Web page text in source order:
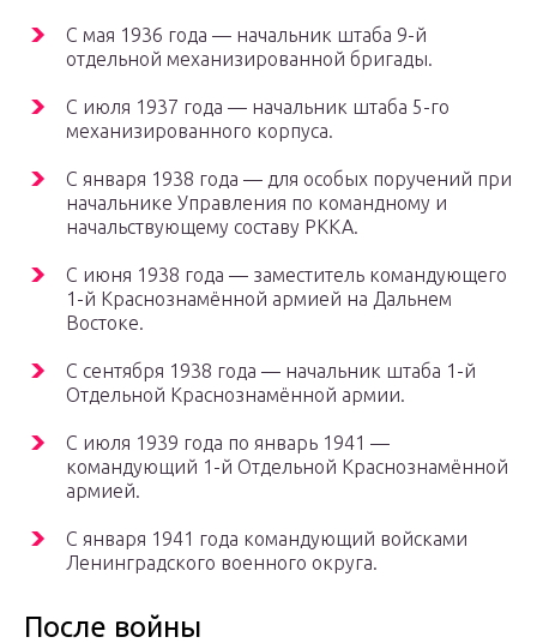
С мая 1936 года — начальник штаба 9-й
отдельной механизированной бригады.
С июля 1937 года — начальник штаба 5-го
механизированного корпуса.
С января 1938 года — для особых поручений при
начальнике Управления по командному и
начальствующему составу РККА.
С июня 1938 года — заместитель командующего
1-й Краснознамённой армией на Дальнем
Востоке.
С сентября 1938 года — начальник штаба 1-й
Отдельной Краснознамённой армии.
С июля 1939 года по январь 1941 —
командующий 1-й Отдельной Краснознамённой
армией.
С января 1941 года командующий войсками
Ленинградского военного округа.
После войны